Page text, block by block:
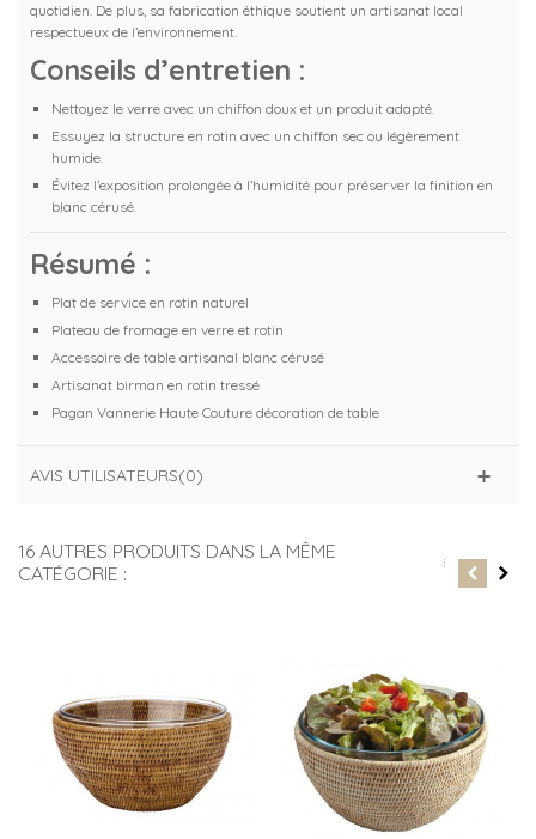
quotidien. De plus, sa fabrication éthique soutient un artisanat local
respectueux de l’environnement.
Conseils d’entretien :
Nettoyez le verre avec un chiffon doux et un produit adapté.
Essuyez la structure en rotin avec un chiffon sec ou légèrement
humide.
Évitez l’exposition prolongée à l’humidité pour préserver la finition en
blanc cérusé.
Résumé :
Plat de service en rotin naturel
Plateau de fromage en verre et rotin
Accessoire de table artisanal blanc cérusé
Artisanat birman en rotin tressé
Pagan Vannerie Haute Couture décoration de table
AVIS UTILISATEURS(0)
16 AUTRES PRODUITS DANS LA MÊME
CATÉGORIE :